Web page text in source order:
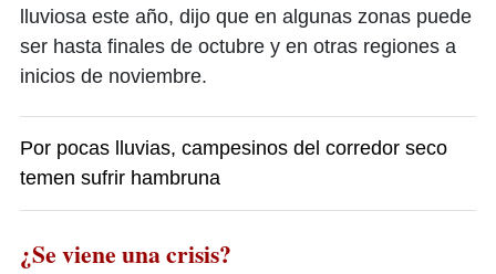
lluviosa este año, dijo que en algunas zonas puede
ser hasta finales de octubre y en otras regiones a
inicios de noviembre.
Por pocas lluvias, campesinos del corredor seco
temen sufrir hambruna
¿Se viene una crisis?